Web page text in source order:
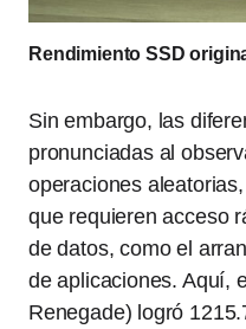
Rendimiento SSD
Sin embargo, las
pronunciadas al
operaciones
que requieren acceso
de datos, como el
de aplicaciones. Aquí,
Renegade) logró